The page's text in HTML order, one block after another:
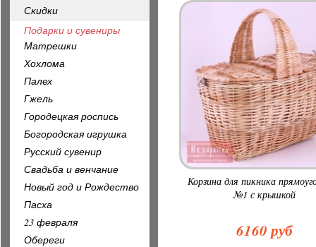
Корзина для пикника
№1 с крышкой
6160 руб
Скидки
Подарки и сувениры
Матрешки
Хохлома
Палех
Гжель
Городецкая роспись
Богородская игрушка
Русский сувенир
Свадьба и венчание
Новый год и Рождество
Пасха
23 февраля
Обереги